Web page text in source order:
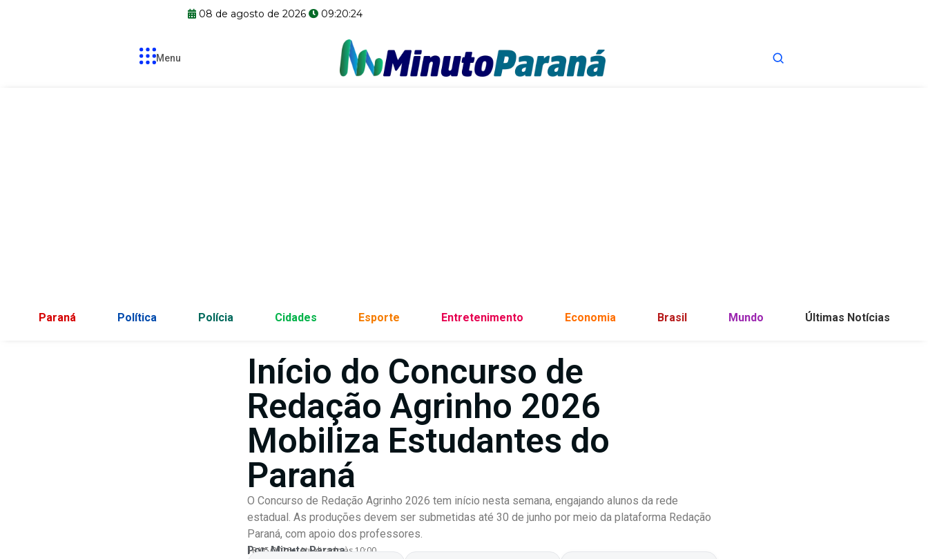
08 de agosto de 2026 09:20:25
Menu
Paraná Política Polícia Cidades Esporte Entretenimento Economia Brasil Mundo Últimas Notícias
Início do Concurso de
Redação Agrinho 2026
Mobiliza Estudantes do
Paraná
O Concurso de Redação Agrinho 2026 tem início nesta semana, engajando alunos da rede
estadual. As produções devem ser submetidas até 30 de junho por meio da plataforma Redação
Paraná, com apoio dos professores.
Por:Minuto Parana
18/05/2026 Atualizado às 10:00